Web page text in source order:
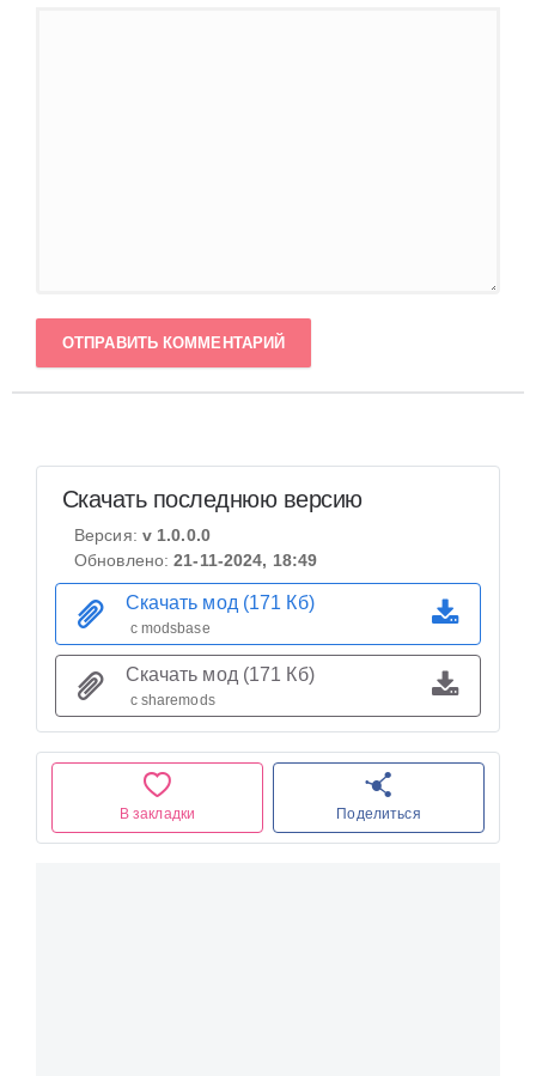
ОТПРАВИТЬ КОММЕНТАРИЙ
В закладки Поделиться
Скачать последнюю версию
Версия: v 1.0.0.0
Обновлено:21-11-2024, 18:49
Скачать мод (171 Кб)
с modsbase
Скачать мод (171 Кб)
с sharemods